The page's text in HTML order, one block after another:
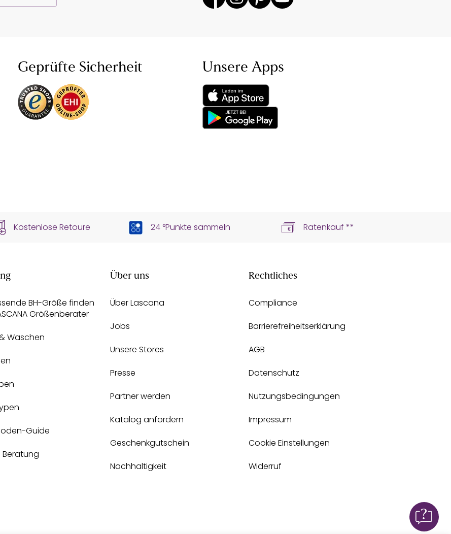
Geprüfte Sicherheit Unsere Apps
Kostenlose Retoure 24 °Punkte sammeln Ratenkauf **
BH-Größe finden
Größenberater
Waschen
Guide
Beratung
Über uns
Über Lascana
Jobs
Unsere Stores
Presse
Partner werden
Katalog anfordern
Geschenkgutschein
Nachhaltigkeit
Rechtliches
Compliance
Barrierefreiheitserklärung
AGB
Datenschutz
Nutzungsbedingungen
Impressum
Cookie Einstellungen
Widerruf